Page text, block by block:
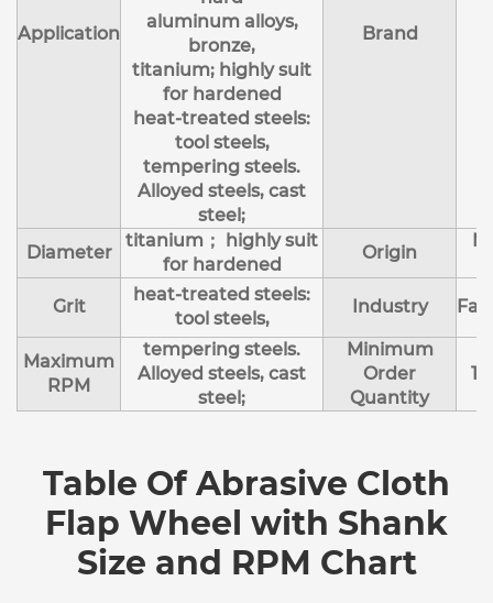
Application
aluminum alloys,
bronze,
titanium; highly suit
for hardened
heat-treated steels:
tool steels,
tempering steels.
Alloyed steels, cast
steel;
Brand
Diameter
titanium； highly suit
for hardened
Origin
Grit
heat-treated steels:
tool steels,
Industry
Maximum
RPM
tempering steels.
Alloyed steels, cast
steel;
Minimum
Order
Quantity
Table Of Abrasive Cloth
Flap Wheel with Shank
Size and RPM Chart